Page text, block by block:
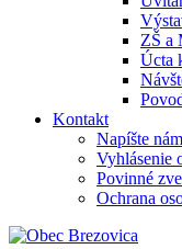
ZŠ a
Úcta
Kontakt
Napíšte nám
Vyhlásenie
Povinné
Ochrana